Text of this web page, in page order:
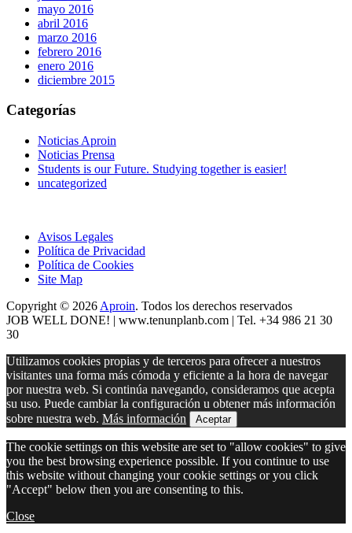
mayo 2016
abril 2016
marzo 2016
febrero 2016
enero 2016
diciembre 2015
Categorías
Noticias Aproin
Noticias Prensa
Students is our Future. Studying together is easier!
uncategorized
Avisos Legales
Política de Privacidad
Política de Cookies
Site Map
Copyright © 2026 Aproin. Todos los derechos reservados
JOB WELL DONE! | www.tenunplanb.com | Tel. +34 986 21 30
30
Utilizamos cookies propias y de terceros para ofrecer a nuestros
visitantes una forma más cómoda y eficiente a la hora de navegar
por nuestra web. Si continúa navegando, consideramos que acepta
su uso. Puede cambiar la configuración u obtener más información
sobre nuestra web. Más información Aceptar
The cookie settings on this website are set to "allow cookies" to give
you the best browsing experience possible. If you continue to use
this website without changing your cookie settings or you click
"Accept" below then you are consenting to this.
Close